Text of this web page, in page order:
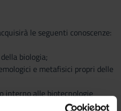
le seguenti conoscenze:
biologia;
e metafisici propri delle
interno alle biotecnologie